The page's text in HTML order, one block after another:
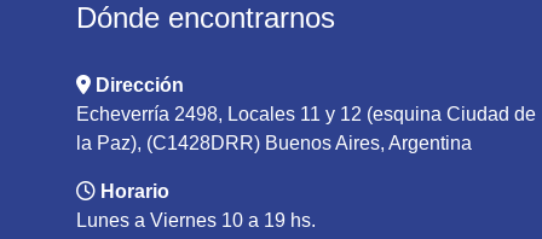
Dónde encontrarnos
Dirección
Echeverría 2498, Locales 11 y 12 (esquina Ciudad de
la Paz), (C1428DRR) Buenos Aires, Argentina
Horario
Lunes a Viernes 10 a 19 hs.